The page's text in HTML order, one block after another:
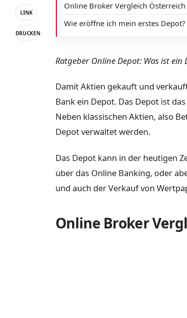
LINK
DRUCKEN
Online Broker Vergleich Österreich
Wie eröffne ich mein erstes Depot?
Ratgeber Online Depot: Was ist
Damit Aktien gekauft und
Bank ein Depot. Das Depot ist
Neben klassischen Aktien, also
Depot verwaltet werden.
Das Depot kann in der heutigen
über das Online Banking, oder
und auch der Verkauf von
Online Broker